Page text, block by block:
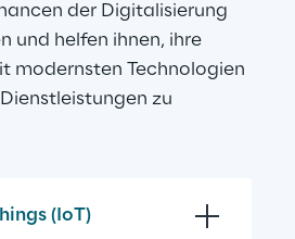
der Digitalisierung
und helfen ihnen, ihre
modernsten Technologien
zu
(IoT)